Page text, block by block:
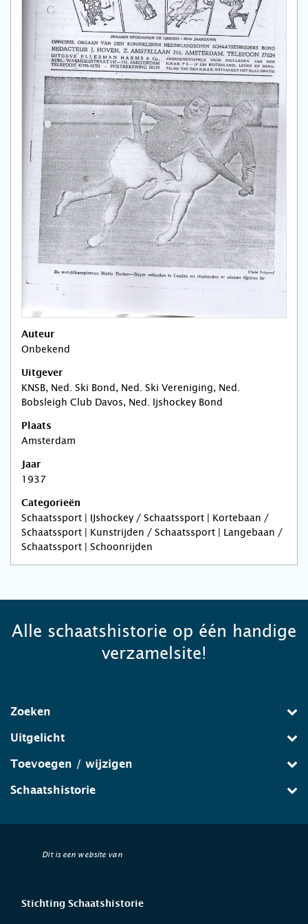
Auteur
Onbekend
Uitgever
KNSB, Ned. Ski Bond, Ned. Ski Vereniging, Ned.
Bobsleigh Club Davos, Ned. Ijshockey Bond
Plaats
Amsterdam
Jaar
1937
Categorieën
Schaatssport | IJshockey / Schaatssport | Kortebaan /
Schaatssport | Kunstrijden / Schaatssport | Langebaan /
Schaatssport | Schoonrijden
Alle schaatshistorie op één handige
verzamelsite!
Zoeken
Uitgelicht
Toevoegen / wijzigen
Schaatshistorie
Dit is een website van
Stichting Schaatshistorie